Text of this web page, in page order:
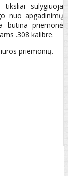
tiksliai sulygiuoja
nuo apgadinimų
būtina priemonė
.308 kalibre.
priemonių.